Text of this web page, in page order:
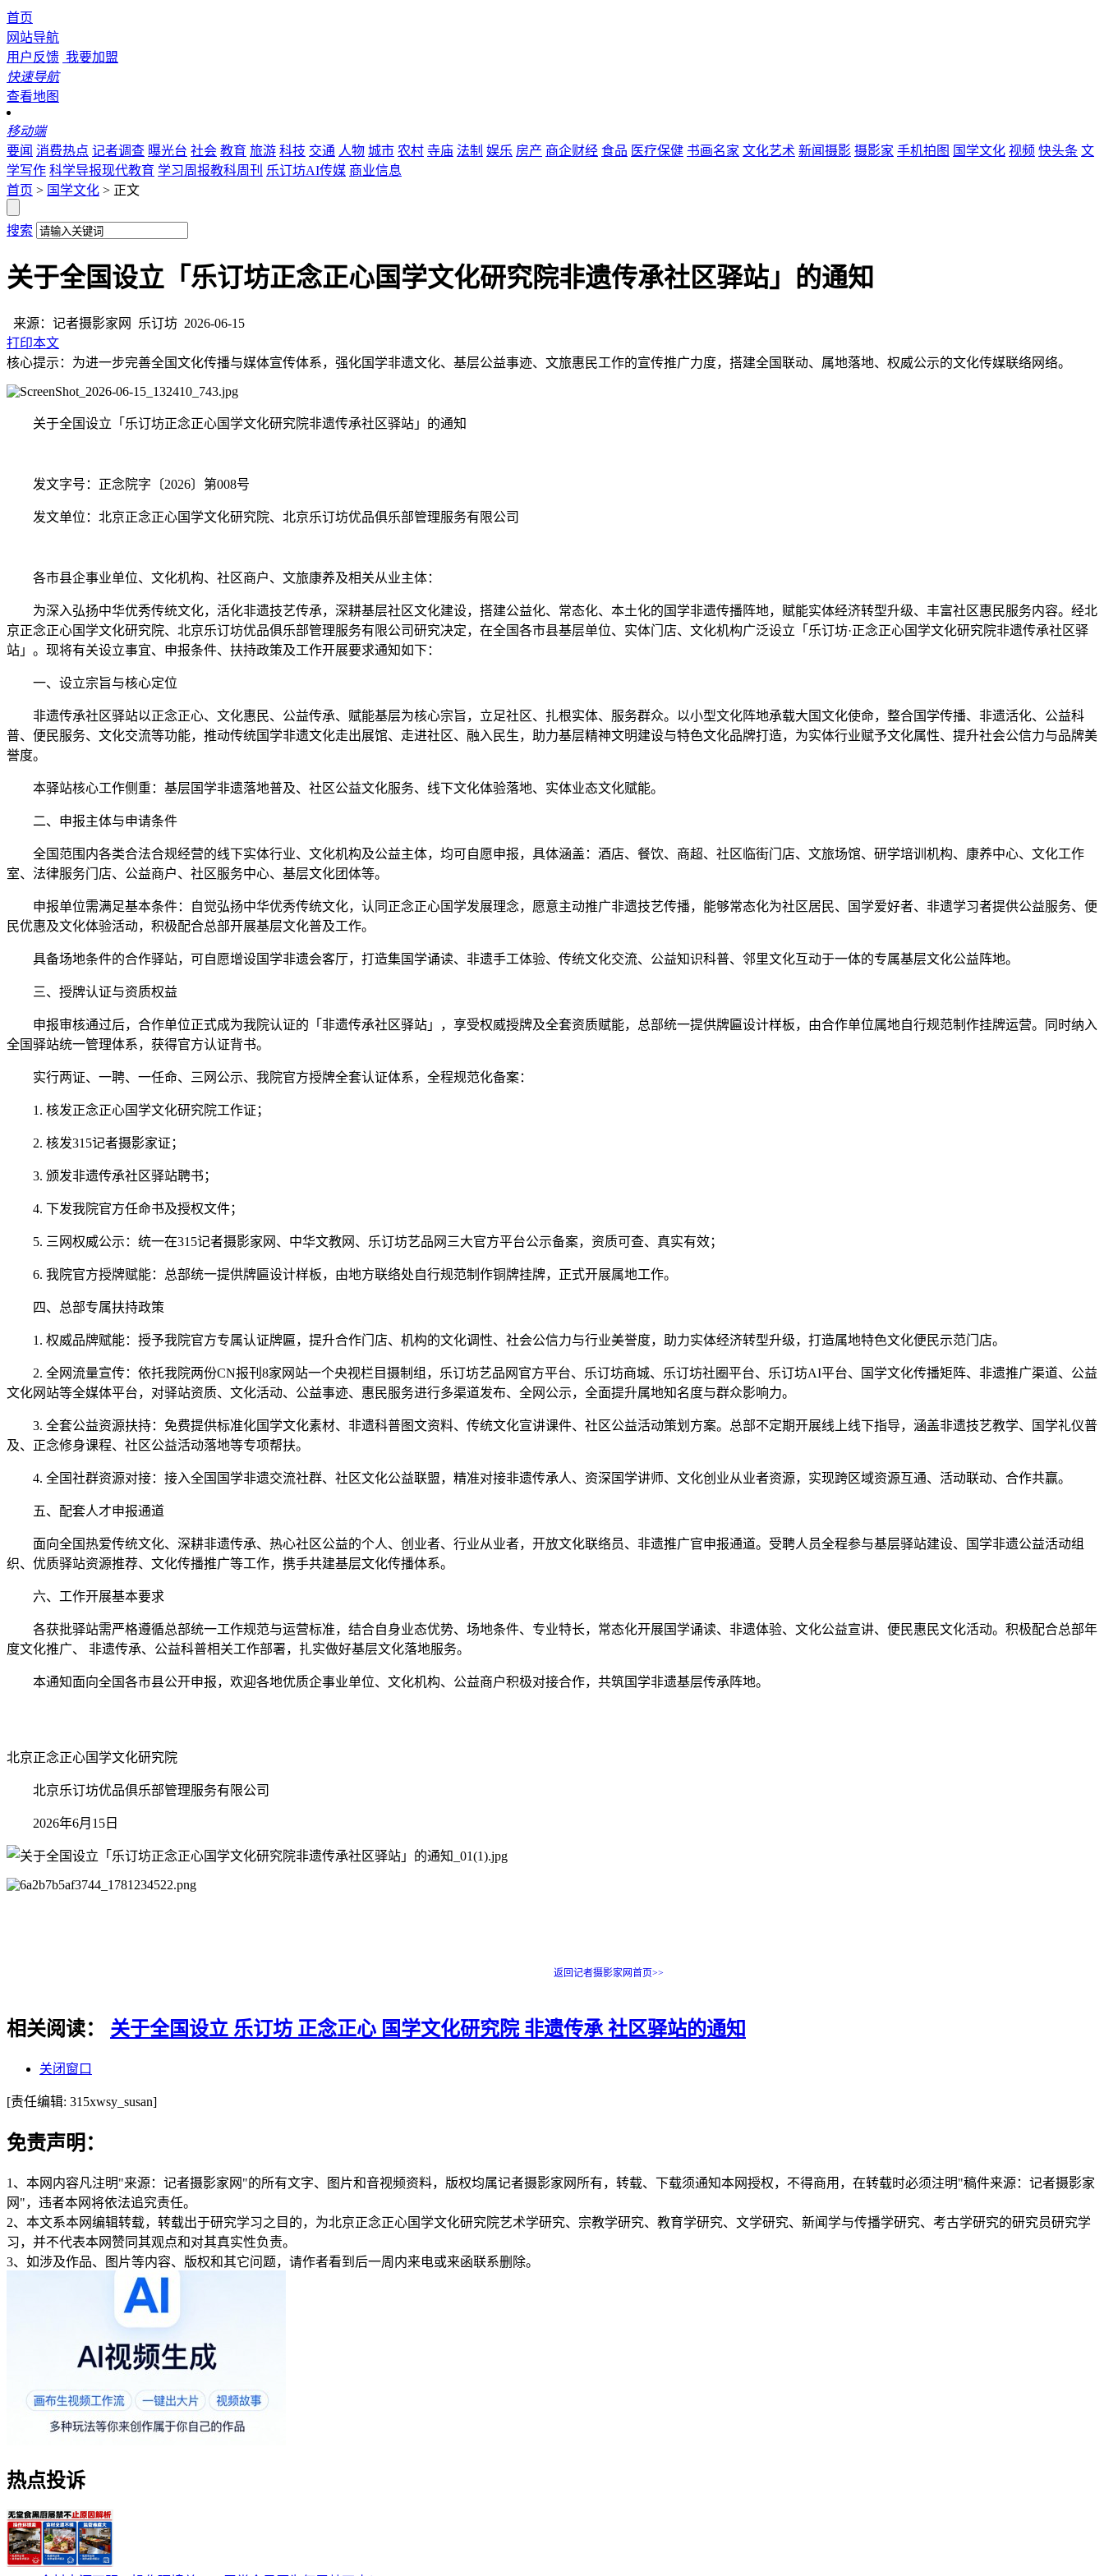
首页
网站导航
用户反馈 我要加盟
快速导航
查看地图
移动端
要闻 消费热点 记者调查 曝光台 社会 教育 旅游 科技 交通 人物 城市 农村 寺庙 法制 娱乐 房产 商企财经 食品 医疗保健 书画名家 文化艺术 新闻摄影 摄影家 手机拍图 国学文化 视频 快头条 文
学写作 科学导报现代教育 学习周报教科周刊 乐订坊AI传媒 商业信息
首页 > 国学文化 > 正文
搜索
关于全国设立「乐订坊正念正心国学文化研究院非遗传承社区驿站」的通知
来源：记者摄影家网 乐订坊 2026-06-15
打印本文
核心提示：为进一步完善全国文化传播与媒体宣传体系，强化国学非遗文化、基层公益事迹、文旅惠民工作的宣传推广力度，搭建全国联动、属地落地、权威公示的文化传媒联络网络。
关于全国设立「乐订坊正念正心国学文化研究院非遗传承社区驿站」的通知
发文字号：正念院字〔2026〕第008号
发文单位：北京正念正心国学文化研究院、北京乐订坊优品俱乐部管理服务有限公司
各市县企事业单位、文化机构、社区商户、文旅康养及相关从业主体：
为深入弘扬中华优秀传统文化，活化非遗技艺传承，深耕基层社区文化建设，搭建公益化、常态化、本土化的国学非遗传播阵地，赋能实体经济转型升级、丰富社区惠民服务内容。经北
京正念正心国学文化研究院、北京乐订坊优品俱乐部管理服务有限公司研究决定，在全国各市县基层单位、实体门店、文化机构广泛设立「乐订坊·正念正心国学文化研究院非遗传承社区驿
站」。现将有关设立事宜、申报条件、扶持政策及工作开展要求通知如下：
一、设立宗旨与核心定位
非遗传承社区驿站以正念正心、文化惠民、公益传承、赋能基层为核心宗旨，立足社区、扎根实体、服务群众。以小型文化阵地承载大国文化使命，整合国学传播、非遗活化、公益科
普、便民服务、文化交流等功能，推动传统国学非遗文化走出展馆、走进社区、融入民生，助力基层精神文明建设与特色文化品牌打造，为实体行业赋予文化属性、提升社会公信力与品牌美
誉度。
本驿站核心工作侧重：基层国学非遗落地普及、社区公益文化服务、线下文化体验落地、实体业态文化赋能。
二、申报主体与申请条件
全国范围内各类合法合规经营的线下实体行业、文化机构及公益主体，均可自愿申报，具体涵盖：酒店、餐饮、商超、社区临街门店、文旅场馆、研学培训机构、康养中心、文化工作
室、法律服务门店、公益商户、社区服务中心、基层文化团体等。
申报单位需满足基本条件：自觉弘扬中华优秀传统文化，认同正念正心国学发展理念，愿意主动推广非遗技艺传播，能够常态化为社区居民、国学爱好者、非遗学习者提供公益服务、便
民优惠及文化体验活动，积极配合总部开展基层文化普及工作。
具备场地条件的合作驿站，可自愿增设国学非遗会客厅，打造集国学诵读、非遗手工体验、传统文化交流、公益知识科普、邻里文化互动于一体的专属基层文化公益阵地。
三、授牌认证与资质权益
申报审核通过后，合作单位正式成为我院认证的「非遗传承社区驿站」，享受权威授牌及全套资质赋能，总部统一提供牌匾设计样板，由合作单位属地自行规范制作挂牌运营。同时纳入
全国驿站统一管理体系，获得官方认证背书。
实行两证、一聘、一任命、三网公示、我院官方授牌全套认证体系，全程规范化备案：
1. 核发正念正心国学文化研究院工作证；
2. 核发315记者摄影家证；
3. 颁发非遗传承社区驿站聘书；
4. 下发我院官方任命书及授权文件；
5. 三网权威公示：统一在315记者摄影家网、中华文教网、乐订坊艺品网三大官方平台公示备案，资质可查、真实有效；
6. 我院官方授牌赋能：总部统一提供牌匾设计样板，由地方联络处自行规范制作铜牌挂牌，正式开展属地工作。
四、总部专属扶持政策
1. 权威品牌赋能：授予我院官方专属认证牌匾，提升合作门店、机构的文化调性、社会公信力与行业美誉度，助力实体经济转型升级，打造属地特色文化便民示范门店。
2. 全网流量宣传：依托我院两份CN报刊8家网站一个央视栏目摄制组，乐订坊艺品网官方平台、乐订坊商城、乐订坊社圈平台、乐订坊AI平台、国学文化传播矩阵、非遗推广渠道、公益
文化网站等全媒体平台，对驿站资质、文化活动、公益事迹、惠民服务进行多渠道发布、全网公示，全面提升属地知名度与群众影响力。
3. 全套公益资源扶持：免费提供标准化国学文化素材、非遗科普图文资料、传统文化宣讲课件、社区公益活动策划方案。总部不定期开展线上线下指导，涵盖非遗技艺教学、国学礼仪普
及、正念修身课程、社区公益活动落地等专项帮扶。
4. 全国社群资源对接：接入全国国学非遗交流社群、社区文化公益联盟，精准对接非遗传承人、资深国学讲师、文化创业从业者资源，实现跨区域资源互通、活动联动、合作共赢。
五、配套人才申报通道
面向全国热爱传统文化、深耕非遗传承、热心社区公益的个人、创业者、行业从业者，开放文化联络员、非遗推广官申报通道。受聘人员全程参与基层驿站建设、国学非遗公益活动组
织、优质驿站资源推荐、文化传播推广等工作，携手共建基层文化传播体系。
六、工作开展基本要求
各获批驿站需严格遵循总部统一工作规范与运营标准，结合自身业态优势、场地条件、专业特长，常态化开展国学诵读、非遗体验、文化公益宣讲、便民惠民文化活动。积极配合总部年
度文化推广、 非遗传承、公益科普相关工作部署，扎实做好基层文化落地服务。
本通知面向全国各市县公开申报，欢迎各地优质企事业单位、文化机构、公益商户积极对接合作，共筑国学非遗基层传承阵地。
北京正念正心国学文化研究院
北京乐订坊优品俱乐部管理服务有限公司
2026年6月15日
返回记者摄影家网首页>>
相关阅读： 关于全国设立 乐订坊 正念正心 国学文化研究院 非遗传承 社区驿站的通知
关闭窗口
[责任编辑: 315xwsy_susan]
免责声明：
1、本网内容凡注明"来源：记者摄影家网"的所有文字、图片和音视频资料，版权均属记者摄影家网所有，转载、下载须通知本网授权，不得商用，在转载时必须注明"稿件来源：记者摄影家
网"，违者本网将依法追究责任。
2、本文系本网编辑转载，转载出于研究学习之目的，为北京正念正心国学文化研究院艺术学研究、宗教学研究、教育学研究、文学研究、新闻学与传播学研究、考古学研究的研究员研究学
习，并不代表本网赞同其观点和对其真实性负责。
3、如涉及作品、图片等内容、版权和其它问题，请作者看到后一周内来电或来函联系删除。
热点投诉